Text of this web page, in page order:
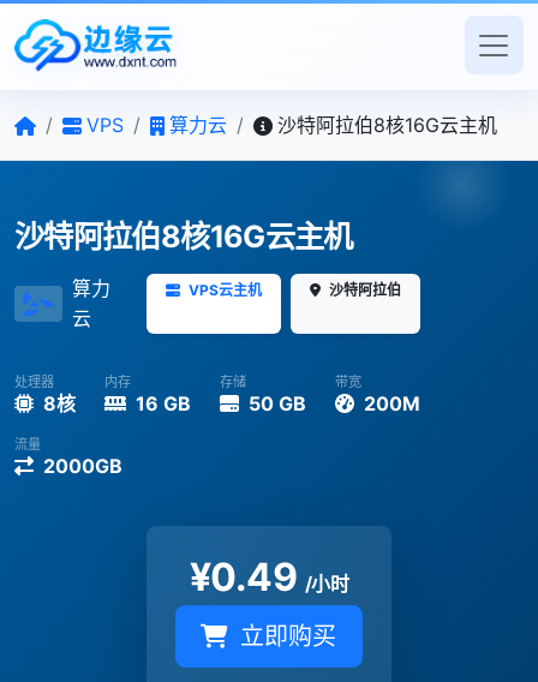
/ VPS / 算力云 / 沙特阿拉伯8核16G云主机
沙特阿拉伯8核16G云主机
算力
云
VPS云主机 沙特阿拉伯
处理器
8核
内存
16 GB
存储
50 GB
带宽
200M
流量
2000GB
¥0.49 /小时
立即购买